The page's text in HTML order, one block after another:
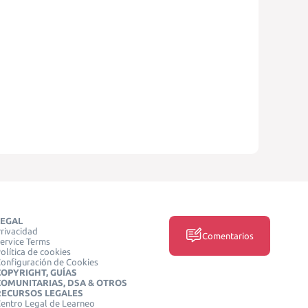
Terms
de cookies
de Cookies
GUÍAS
DSA & OTROS
LEGALES
Legal de Learneo
Comentarios